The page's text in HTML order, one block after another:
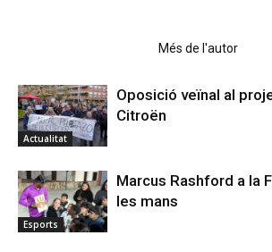
Més de l'autor
Actualitat
Oposició veïnal al
Citroën
Esports
Marcus Rashford a la
les mans